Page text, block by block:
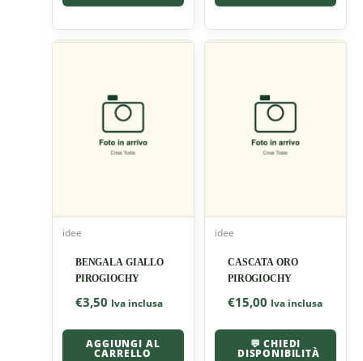
idee
BENGALA GIALLO
PIROGIOCHY
€3,50 Iva inclusa
AGGIUNGI AL
CARRELLO
idee
CASCATA ORO
PIROGIOCHY
€15,00 Iva inclusa
💬 CHIEDI
DISPONIBILITÀ